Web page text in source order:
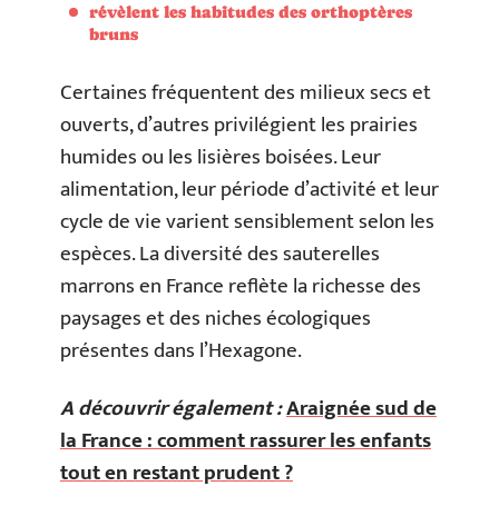
révèlent les habitudes des orthoptères
bruns
Certaines fréquentent des milieux secs et
ouverts, d’autres privilégient les prairies
humides ou les lisières boisées. Leur
alimentation, leur période d’activité et leur
cycle de vie varient sensiblement selon les
espèces. La diversité des sauterelles
marrons en France reflète la richesse des
paysages et des niches écologiques
présentes dans l’Hexagone.
A découvrir également :Araignée sud de
la France : comment rassurer les enfants
tout en restant prudent ?